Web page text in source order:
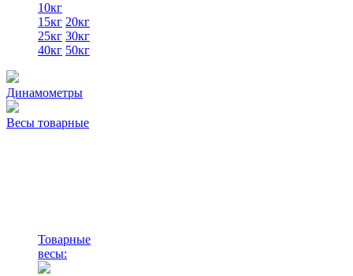
10кг
15кг 20кг
25кг 30кг
40кг 50кг
Динамометры
Весы товарные
Товарные
весы: